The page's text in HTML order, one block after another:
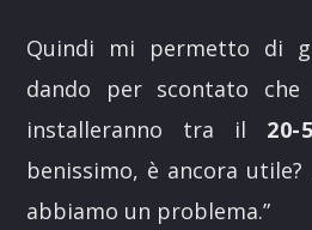
Quindi mi permetto di
dando per scontato che
installeranno tra il 20-
benissimo, è ancora
abbiamo un problema.”